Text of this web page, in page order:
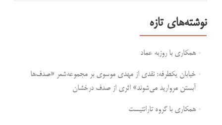
نوشته‌های تازه
همکاری با روزبه عماد
خیابان یکطرفه: نقدی از مهدی موسوی بر مجموعه‌شعر «صدف‌ها
آبستن مروارید می‌شوند» اثری از صدف درخشان
همکاری با گروه تارانتیست